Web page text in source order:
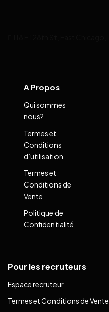
A Propos
Qui sommes
nous?
Termes et
Conditions
d’utilisation
Termes et
Conditions de
Vente
Politique de
Confidentialité
Pour les recruteurs
Espace recruteur
Termes et Conditions de Vente